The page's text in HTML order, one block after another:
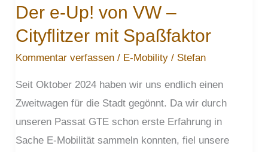
Der e-Up! von VW –
Cityflitzer mit Spaßfaktor
Kommentar verfassen / E-Mobility / Stefan
Seit Oktober 2024 haben wir uns endlich einen
Zweitwagen für die Stadt gegönnt. Da wir durch
unseren Passat GTE schon erste Erfahrung in
Sache E-Mobilität sammeln konnten, fiel unsere